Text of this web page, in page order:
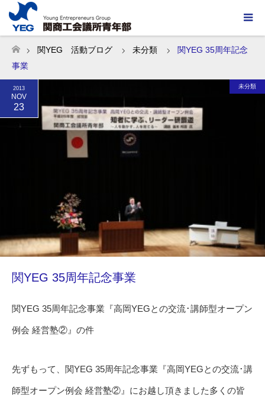
ホーム
関YEG 活動ブログ 未分類
関YEG 35周年記念
事業
2013
NOV
23
未分類
関YEG 35周年記念事業
関YEG 35周年記念事業『高岡YEGとの交流･講師型オープン
例会 経営塾②』の件
先ずもって、関YEG 35周年記念事業『高岡YEGとの交流･講
師型オープン例会 経営塾②』にお越し頂きました多くの皆